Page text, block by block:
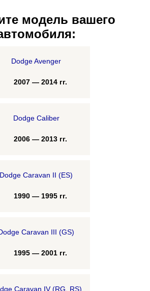
модель вашего
Dodge Avenger
2007 — 2014 гг.
Dodge Caliber
2006 — 2013 гг.
Dodge Caravan II (ES)
1990 — 1995 гг.
Caravan III (GS)
1995 — 2001 гг.
Caravan IV (RG, RS)